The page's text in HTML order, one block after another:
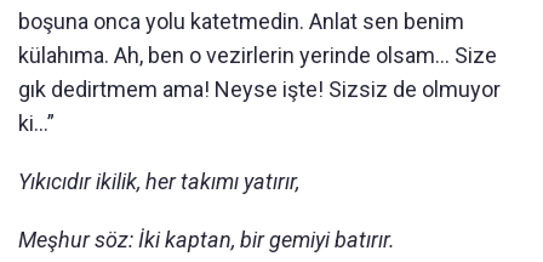
boşuna onca yolu katetmedin. Anlat sen benim
külahıma. Ah, ben o vezirlerin yerinde olsam… Size
gık dedirtmem ama! Neyse işte! Sizsiz de olmuyor
ki…”
Yıkıcıdır ikilik, her takımı yatırır,
Meşhur söz: İki kaptan, bir gemiyi batırır.